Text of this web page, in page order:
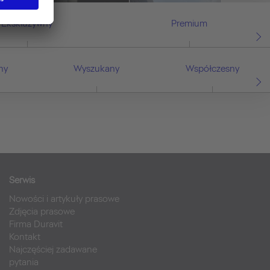
Ekskluzywny Premium
Wyszukany Współczesny
Serwis
Nowości i artykuły prasowe
Zdjęcia prasowe
Firma Duravit
Kontakt
Najczęściej zadawane
pytania